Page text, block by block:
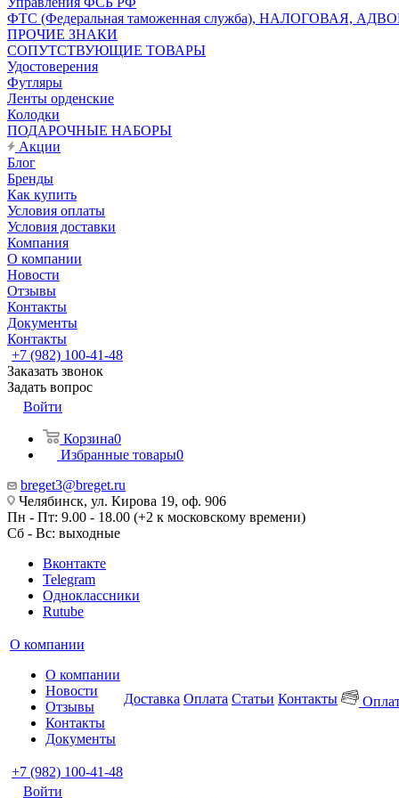
ФТС (Федеральная таможенная служба), НАЛОГОВАЯ,
ПРОЧИЕ ЗНАКИ
СОПУТСТВУЮЩИЕ ТОВАРЫ
Удостоверения
Футляры
Ленты орденские
Колодки
ПОДАРОЧНЫЕ НАБОРЫ
Акции
Блог
Бренды
Как купить
Условия оплаты
Условия доставки
Компания
О компании
Новости
Отзывы
Контакты
Документы
Контакты
+7 (982) 100-41-48
Заказать звонок
Задать вопрос
Войти
Корзина0
Избранные товары0
breget3@breget.ru
Челябинск, ул. Кирова 19, оф. 906
Пн - Пт: 9.00 - 18.00 (+2 к московскому времени)
Сб - Вс: выходные
Вконтакте
Telegram
Одноклассники
Rutube
О компании
О компании
Новости
Отзывы
Контакты
Документы
Доставка Оплата Статьи Контакты
+7 (982) 100-41-48
Войти